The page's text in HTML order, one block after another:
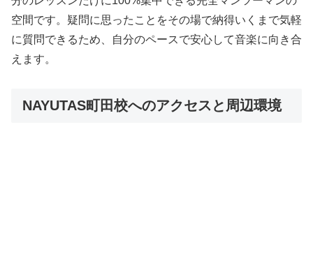
空間です。疑問に思ったことをその場で納得いくまで気軽
に質問できるため、自分のペースで安心して音楽に向き合
えます。
NAYUTAS町田校へのアクセスと周辺環境